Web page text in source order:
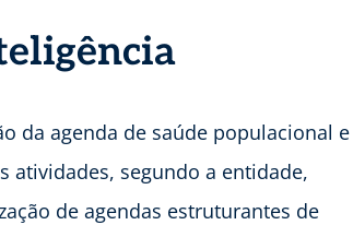
da agenda de saúde populacional e
atividades, segundo a entidade,
de agendas estruturantes de